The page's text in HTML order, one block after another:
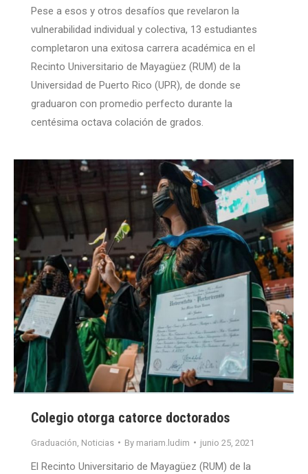
Pese a esos y otros desafíos que revelaron la
vulnerabilidad individual y colectiva, 13 estudiantes
completaron una exitosa carrera académica en el
Recinto Universitario de Mayagüez (RUM) de la
Universidad de Puerto Rico (UPR), de donde se
graduaron con promedio perfecto durante la
centésima octava colación de grados.
Colegio otorga catorce doctorados
Graduación Noticias By mariam.ludim junio 25, 2021
El Recinto Universitario de Mayagüez (RUM) de la